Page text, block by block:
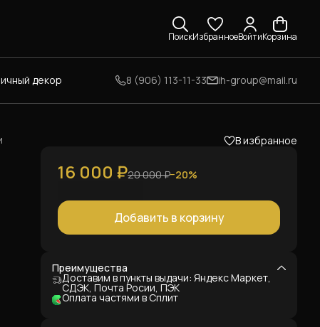
ПоискИзбранноеВойтиКорзина
декор 8 (906) 113-11-33 ih-group@mail.ru
В избранное
16 000 ₽20 000 ₽−20%
Добавить в корзину
Преимущества
Доставим в пункты выдачи: Яндекс Маркет,
СДЭК, Почта Росии, ПЭК
Оплата частями в Сплит